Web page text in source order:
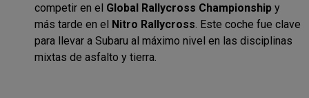
competir en el Global Rallycross Championship y
más tarde en el Nitro Rallycross. Este coche fue clave
para llevar a Subaru al máximo nivel en las disciplinas
mixtas de asfalto y tierra.